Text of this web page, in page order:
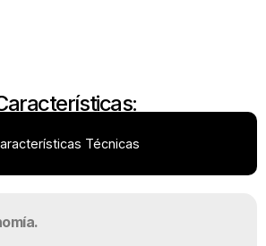
Técnicas